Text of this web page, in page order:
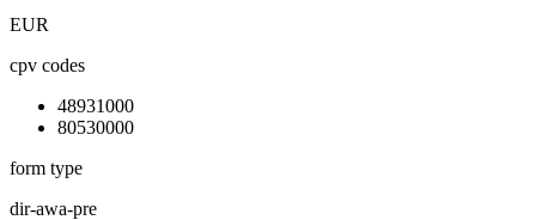
EUR
cpv codes
48931000
80530000
form type
dir-awa-pre